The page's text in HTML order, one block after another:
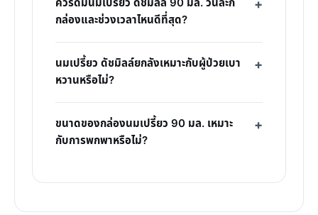
กล่องและช่วงเวลาไหนดีที่สุด?
นมเปรี้ยว ดัชมิลล์ยกลังเหมาะกับผู้ป่วยเบา
หวานหรือไม่?
ขนาดของกล่องนมเปรี้ยว 90 มล. เหมาะ
กับการพกพาหรือไม่?